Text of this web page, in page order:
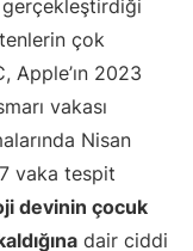
gerçekleştirdiği
çok
Apple’ın 2023
vakası
Nisan
vaka tespit
devinin çocuk
dair ciddi